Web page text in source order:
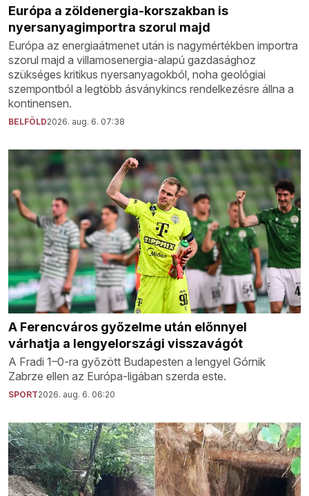
Európa a zöldenergia-korszakban is
nyersanyagimportra szorul majd
Európa az energiaátmenet után is nagymértékben importra
szorul majd a villamosenergia-alapú gazdasághoz
szükséges kritikus nyersanyagokból, noha geológiai
szempontból a legtöbb ásványkincs rendelkezésre állna a
kontinensen.
BELFÖLD2026. aug. 6. 07:38
A Ferencváros győzelme után előnnyel
várhatja a lengyelországi visszavágót
A Fradi 1–0-ra győzött Budapesten a lengyel Górnik
Zabrze ellen az Európa-ligában szerda este.
SPORT2026. aug. 6. 06:20